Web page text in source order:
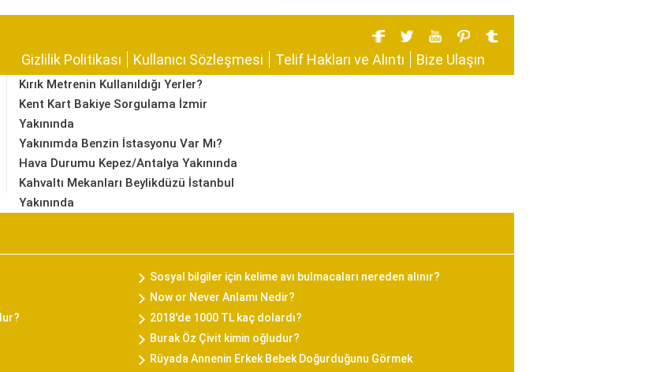
Gizlilik Politikası Kullanıcı Sözleşmesi Telif Hakları ve Alıntı Bize Ulaşın
Kırık Metrenin Kullanıldığı Yerler?
Kent Kart Bakiye Sorgulama İzmir
Yakınında
Yakınımda Benzin İstasyonu Var Mı?
Hava Durumu Kepez/Antalya Yakınında
Kahvaltı Mekanları Beylikdüzü İstanbul
Yakınında
Sosyal bilgiler için kelime avı bulmacaları nereden alınır?
Now or Never Anlamı Nedir?
2018'de 1000 TL kaç dolardı?
Burak Öz Çivit kimin oğludur?
Rüyada Annenin Erkek Bebek Doğurduğunu Görmek